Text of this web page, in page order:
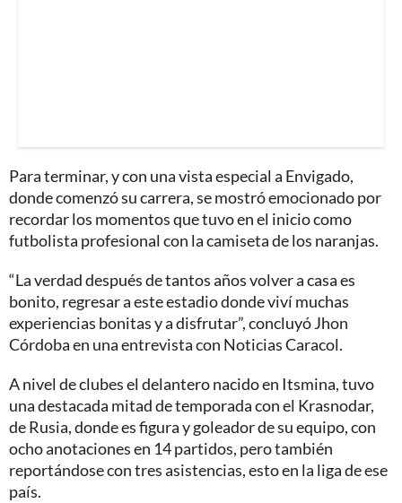
Para terminar, y con una vista especial a Envigado,
donde comenzó su carrera, se mostró emocionado por
recordar los momentos que tuvo en el inicio como
futbolista profesional con la camiseta de los naranjas.
“La verdad después de tantos años volver a casa es
bonito, regresar a este estadio donde viví muchas
experiencias bonitas y a disfrutar”, concluyó Jhon
Córdoba en una entrevista con Noticias Caracol.
A nivel de clubes el delantero nacido en Itsmina, tuvo
una destacada mitad de temporada con el Krasnodar,
de Rusia, donde es figura y goleador de su equipo, con
ocho anotaciones en 14 partidos, pero también
reportándose con tres asistencias, esto en la liga de ese
país.